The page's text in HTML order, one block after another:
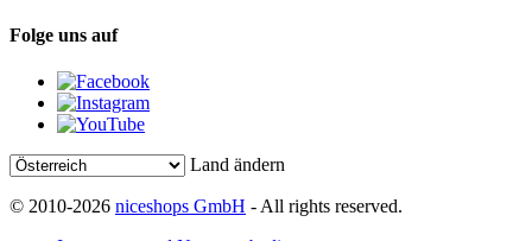
Folge uns auf
Land ändern
© 2010-2026 niceshops GmbH - All rights reserved.